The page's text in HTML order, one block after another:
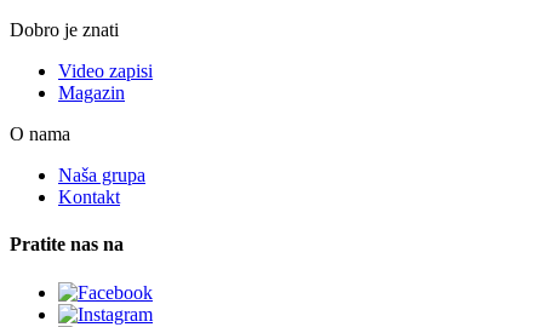
Dobro je znati
Video zapisi
Magazin
O nama
Naša grupa
Kontakt
Pratite nas na